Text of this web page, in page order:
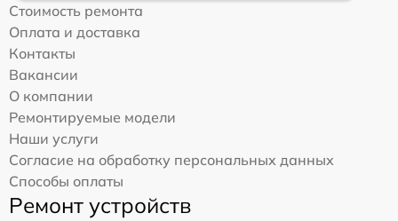
Стоимость ремонта
Оплата и доставка
Контакты
Вакансии
О компании
Ремонтируемые модели
Наши услуги
Согласие на обработку персональных данных
Способы оплаты
Ремонт устройств